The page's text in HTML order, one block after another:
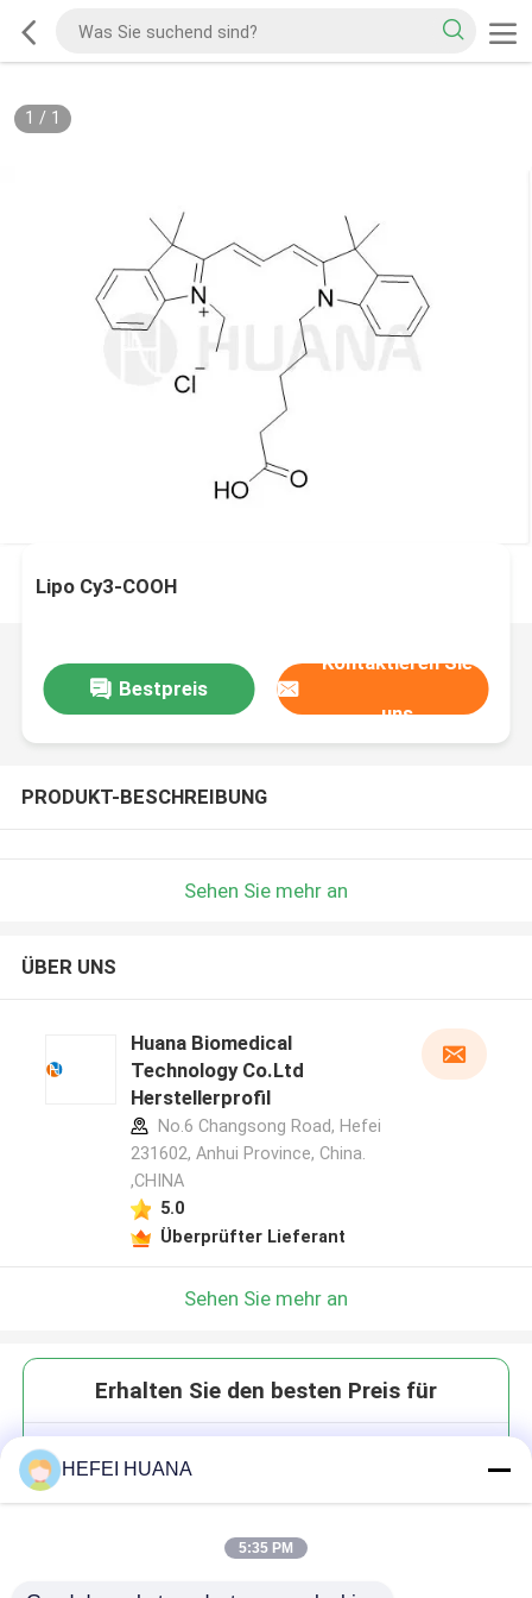
1 / 1
Lipo Cy3-COOH
Bestpreis
Kontaktieren Sie
uns
PRODUKT-BESCHREIBUNG
Sehen Sie mehr an
ÜBER UNS
Huana Biomedical
Technology Co.Ltd
Herstellerprofil
No.6 Changsong Road, Hefei
231602, Anhui Province, China.
,CHINA
5.0
Überprüfter Lieferant
Sehen Sie mehr an
Erhalten Sie den besten Preis für
HEFEI HUANA
5:35 PM